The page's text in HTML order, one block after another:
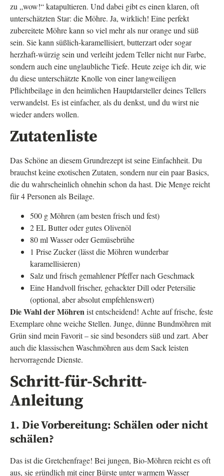
zu „wow!“ katapultieren. Und dabei gibt es einen klaren, oft
unterschätzten Star: die Möhre. Ja, wirklich! Eine perfekt
zubereitete Möhre kann so viel mehr als nur orange und süß
sein. Sie kann süßlich-karamellisiert, butterzart oder sogar
herzhaft-würzig sein und verleiht jedem Teller nicht nur Farbe,
sondern auch eine unglaubliche Tiefe. Heute zeige ich dir, wie
du diese unterschätzte Knolle von einer langweiligen
Pflichtbeilage in den heimlichen Hauptdarsteller deines Tellers
verwandelst. Es ist einfacher, als du denkst, und du wirst nie
wieder anders wollen.
Zutatenliste
Das Schöne an diesem Grundrezept ist seine Einfachheit. Du
brauchst keine exotischen Zutaten, sondern nur ein paar Basics,
die du wahrscheinlich ohnehin schon da hast. Die Menge reicht
für 4 Personen als Beilage.
500 g Möhren (am besten frisch und fest)
2 EL Butter oder gutes Olivenöl
80 ml Wasser oder Gemüsebrühe
1 Prise Zucker (lässt die Möhren wunderbar
karamellisieren)
Salz und frisch gemahlener Pfeffer nach Geschmack
Eine Handvoll frischer, gehackter Dill oder Petersilie
(optional, aber absolut empfehlenswert)
Die Wahl der Möhrenist entscheidend! Achte auf frische, feste
Exemplare ohne weiche Stellen. Junge, dünne Bundmöhren mit
Grün sind mein Favorit – sie sind besonders süß und zart. Aber
auch die klassischen Waschmöhren aus dem Sack leisten
hervorragende Dienste.
Schritt-für-Schritt-
Anleitung
1. Die Vorbereitung: Schälen oder nicht
schälen?
Das ist die Gretchenfrage! Bei jungen, Bio-Möhren reicht es oft
aus, sie gründlich mit einer Bürste unter warmem Wasser